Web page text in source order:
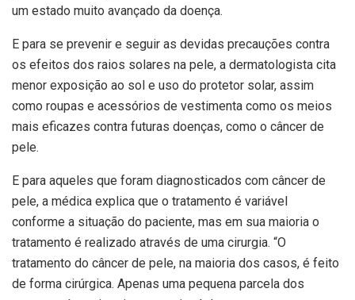
um estado muito avançado da doença.
E para se prevenir e seguir as devidas precauções contra
os efeitos dos raios solares na pele, a dermatologista cita
menor exposição ao sol e uso do protetor solar, assim
como roupas e acessórios de vestimenta como os meios
mais eficazes contra futuras doenças, como o câncer de
pele.
E para aqueles que foram diagnosticados com câncer de
pele, a médica explica que o tratamento é variável
conforme a situação do paciente, mas em sua maioria o
tratamento é realizado através de uma cirurgia. “O
tratamento do câncer de pele, na maioria dos casos, é feito
de forma cirúrgica. Apenas uma pequena parcela dos